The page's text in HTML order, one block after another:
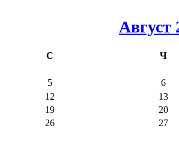
Август
С Ч
5 6
12 13
19 20
26 27